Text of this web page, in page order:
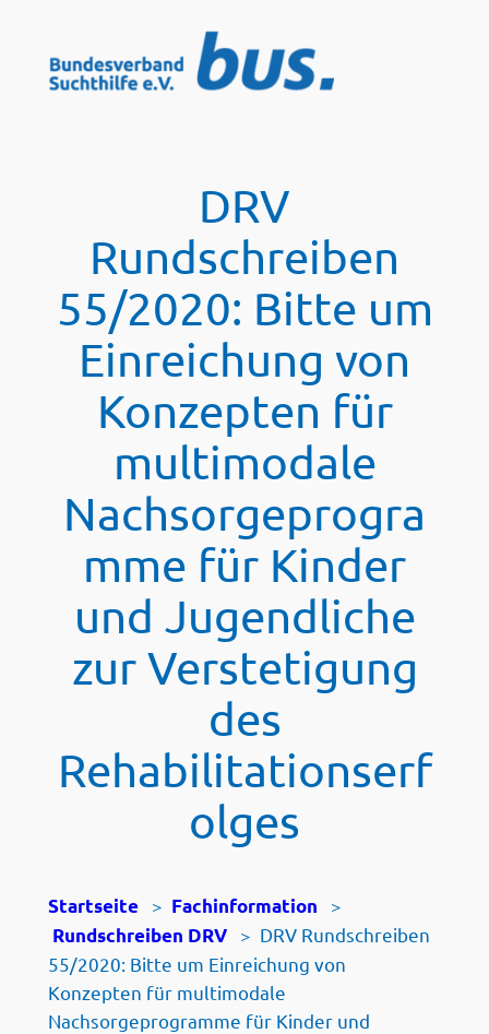
springen
DRV
Rundschreiben
55/2020: Bitte um
Einreichung von
Konzepten für
multimodale
Nachsorgeprogra
mme für Kinder
und Jugendliche
zur Verstetigung
des
Rehabilitationserf
olges
Startseite> Fachinformation >
Rundschreiben DRV> DRV Rundschreiben
55/2020: Bitte um Einreichung von
Konzepten für multimodale
Nachsorgeprogramme für Kinder und